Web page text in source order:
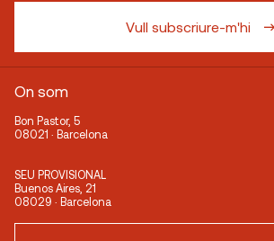
Vull subscriure-m'hi
On som
Bon Pastor, 5
08021 · Barcelona
SEU PROVISIONAL
Buenos Aires, 21
08029 · Barcelona